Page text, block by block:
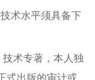
术水平须具备下
术专著，本人独